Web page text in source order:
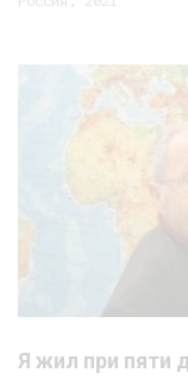
Я жил при пяти